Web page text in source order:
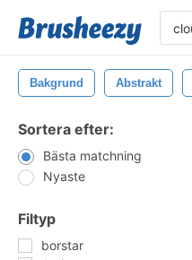
Bakgrund Abstrakt
Sortera efter:
Bästa matchning
Nyaste
Filtyp
borstar